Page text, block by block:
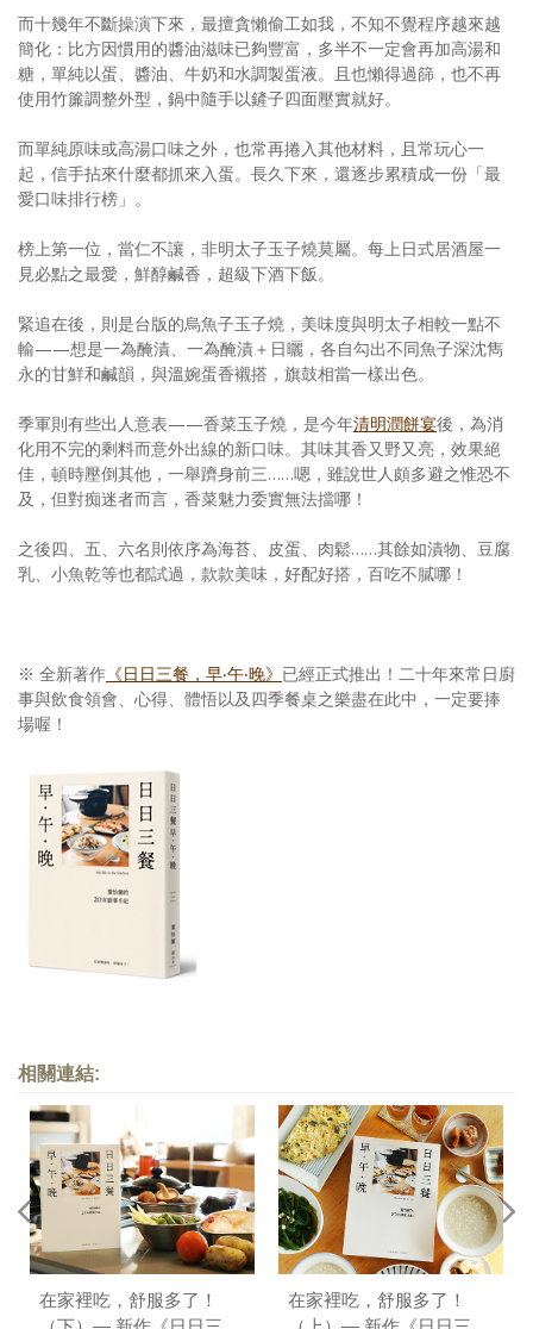
而十幾年不斷操演下來，最擅貪懶偷工如我，不知不覺程序越來越
簡化：比方因慣用的醬油滋味已夠豐富，多半不一定會再加高湯和
糖，單純以蛋、醬油、牛奶和水調製蛋液。且也懶得過篩，也不再
使用竹簾調整外型，鍋中隨手以鏟子四面壓實就好。
而單純原味或高湯口味之外，也常再捲入其他材料，且常玩心一
起，信手拈來什麼都抓來入蛋。長久下來，還逐步累積成一份「最
愛口味排行榜」。
榜上第一位，當仁不讓，非明太子玉子燒莫屬。每上日式居酒屋一
見必點之最愛，鮮醇鹹香，超級下酒下飯。
緊追在後，則是台版的烏魚子玉子燒，美味度與明太子相較一點不
輸——想是一為醃漬、一為醃漬＋日曬，各自勾出不同魚子深沈雋
永的甘鮮和鹹韻，與溫婉蛋香襯搭，旗鼓相當一樣出色。
季軍則有些出人意表——香菜玉子燒，是今年清明潤餅宴後，為消
化用不完的剩料而意外出線的新口味。其味其香又野又亮，效果絕
佳，頓時壓倒其他，一舉躋身前三……嗯，雖說世人頗多避之惟恐不
及，但對痴迷者而言，香菜魅力委實無法擋哪！
之後四、五、六名則依序為海苔、皮蛋、肉鬆……其餘如漬物、豆腐
乳、小魚乾等也都試過，款款美味，好配好搭，百吃不膩哪！
※ 全新著作 《日日三餐，早‧午‧晚》 已經正式推出！二十年來常日廚
事與飲食領會、心得、體悟以及四季餐桌之樂盡在此中，一定要捧
場喔！
相關連結:
在家裡吃，舒服多了！
在家裡吃，舒服多了！